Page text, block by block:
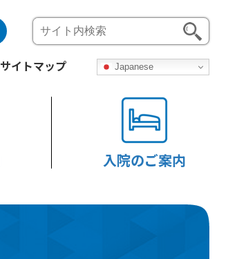
入院のご案内
サイトマップ Japanese